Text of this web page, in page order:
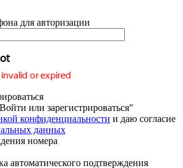
для авторизации
или зарегистрироваться"
конфиденциальности и даю согласие
данных
номера
автоматического подтверждения